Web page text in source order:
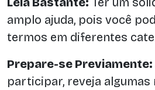
amplo ajuda, pois você
termos em diferentes
Prepare-se Previamente:
participar, reveja algumas